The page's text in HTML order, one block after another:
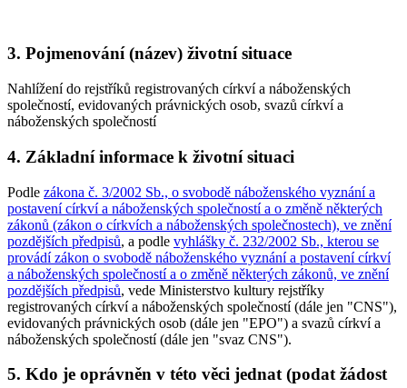
3. Pojmenování (název) životní situace
Nahlížení do rejstříků registrovaných církví a náboženských
společností, evidovaných právnických osob, svazů církví a
náboženských společností
4. Základní informace k životní situaci
Podle zákona č. 3/2002 Sb., o svobodě náboženského vyznání a
postavení církví a náboženských společností a o změně některých
zákonů (zákon o církvích a náboženských společnostech), ve znění
pozdějších předpisů, a podle vyhlášky č. 232/2002 Sb., kterou se
provádí zákon o svobodě náboženského vyznání a postavení církví
a náboženských společností a o změně některých zákonů, ve znění
pozdějších předpisů, vede Ministerstvo kultury rejstříky
registrovaných církví a náboženských společností (dále jen "CNS"),
evidovaných právnických osob (dále jen "EPO") a svazů církví a
náboženských společností (dále jen "svaz CNS").
5. Kdo je oprávněn v této věci jednat (podat žádost